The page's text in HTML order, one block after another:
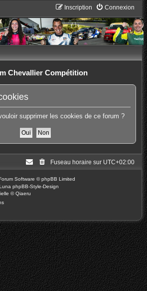
Connexion
Inscription
Chevallier Compétition
supprimer les cookies de ce forum ?
Fuseau horaire sur UTC+02:00
Software © phpBB Limited
phpBB-Style-Design
©Qiaeru